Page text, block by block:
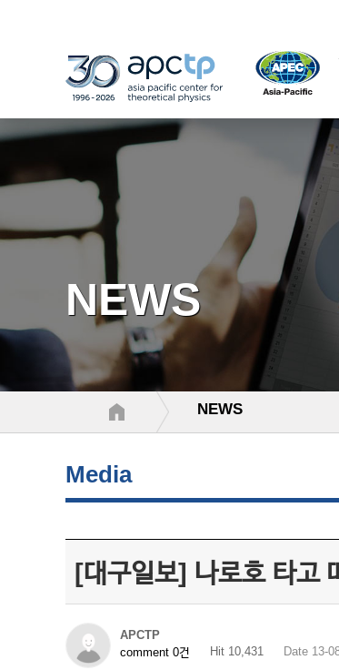
NEWS
NEWS
Media
[대구일보] 나로호 타고
APCTP
comment 0건
Hit 10,431 Date 13-